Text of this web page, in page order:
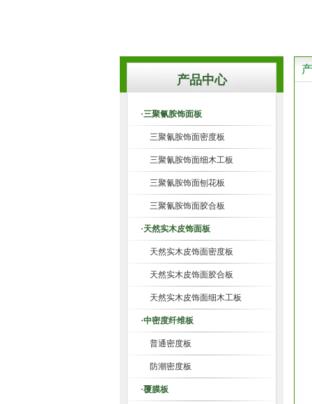
产品中心
·三聚氰胺饰面板
三聚氰胺饰面密度板
三聚氰胺饰面细木工板
三聚氰胺饰面刨花板
三聚氰胺饰面胶合板
·天然实木皮饰面板
天然实木皮饰面密度板
天然实木皮饰面胶合板
天然实木皮饰面细木工板
·中密度纤维板
普通密度板
防潮密度板
·覆膜板